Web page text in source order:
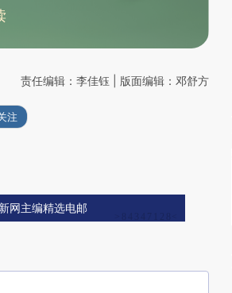
责任编辑：李佳钰 | 版面编辑：邓舒方
注
网主编精选电邮